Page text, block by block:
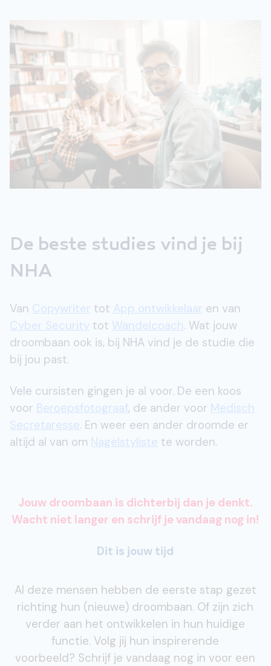
De beste studies vind je bij
NHA
Van Copywriter tot App ontwikkelaar en van
Cyber Security tot Wandelcoach. Wat jouw
droombaan ook is, bij NHA vind je de studie die
bij jou past.
Vele cursisten gingen je al voor. De een koos
voor Beroepsfotograaf, de ander voor Medisch
Secretaresse. En weer een ander droomde er
altijd al van om Nagelstyliste te worden.
Jouw droombaan is dichterbij dan je denkt.
Wacht niet langer en schrijf je vandaag nog in!
Dit is jouw tijd
Al deze mensen hebben de eerste stap gezet
richting hun (nieuwe) droombaan. Of zijn zich
verder aan het ontwikkelen in hun huidige
functie. Volg jij hun inspirerende
voorbeeld? Schrijf je vandaag nog in voor een